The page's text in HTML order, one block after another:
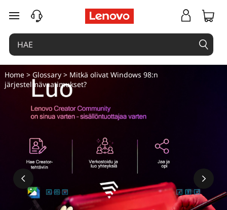
siirry pääsisältöön
Home> Glossary> Mitkä olivat Windows 98:n
järjestelmävaatimukset?